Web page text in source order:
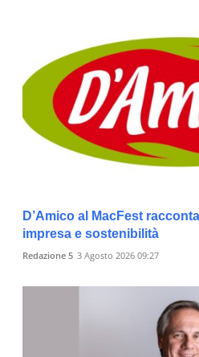
D’Amico al MacFest
impresa e sostenibilità
Redazione 5 3 Agosto 2026 09:27